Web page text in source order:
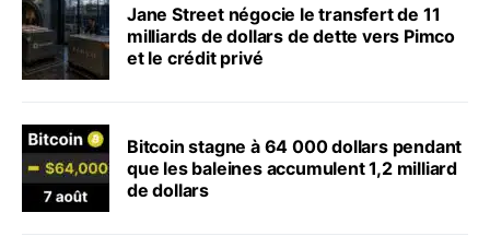
Jane Street négocie le transfert de 11
milliards de dollars de dette vers Pimco
et le crédit privé
Bitcoin stagne à 64 000 dollars pendant
que les baleines accumulent 1,2 milliard
de dollars